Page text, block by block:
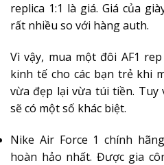
replica 1:1 là giá. Giá của
rất nhiều so với hàng auth.
Vì vậy, mua một đôi AF1
kinh tế cho các bạn trẻ khi
vừa đẹp lại vừa túi tiền. Tuy
sẽ có một số khác biệt.
Nike Air Force 1 chính
hoàn hảo nhất. Được gia